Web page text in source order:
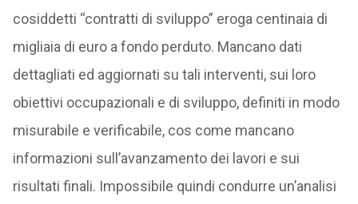
cosiddetti “contratti di sviluppo” eroga centinaia di
migliaia di euro a fondo perduto. Mancano dati
dettagliati ed aggiornati su tali interventi, sui loro
obiettivi occupazionali e di sviluppo, definiti in modo
misurabile e verificabile, cos come mancano
informazioni sull’avanzamento dei lavori e sui
risultati finali. Impossibile quindi condurre un’analisi